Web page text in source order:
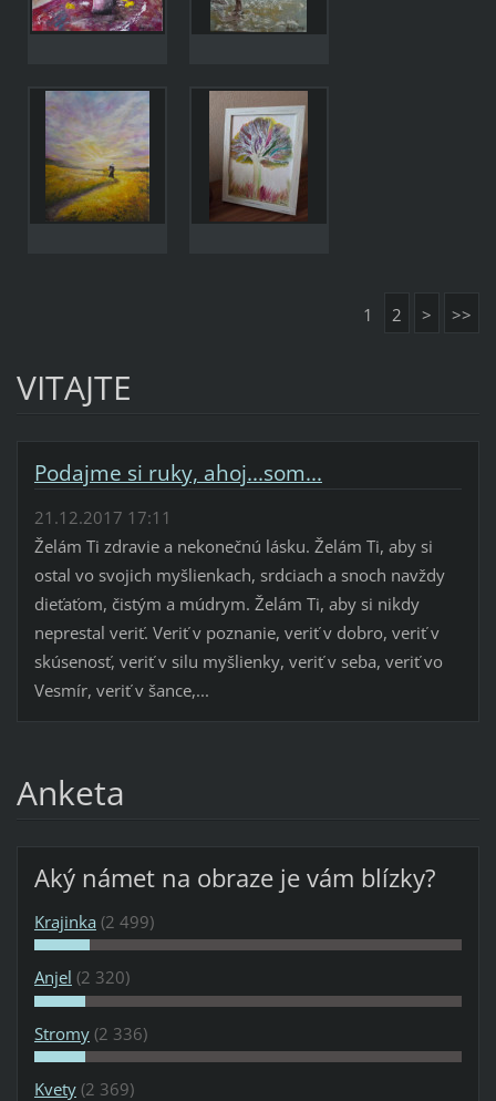
1 2 > >>
VITAJTE
Podajme si ruky, ahoj...som...
21.12.2017 17:11
Želám Ti zdravie a nekonečnú lásku. Želám Ti, aby si
ostal vo svojich myšlienkach, srdciach a snoch navždy
dieťaťom, čistým a múdrym. Želám Ti, aby si nikdy
neprestal veriť. Veriť v poznanie, veriť v dobro, veriť v
skúsenosť, veriť v silu myšlienky, veriť v seba, veriť vo
Vesmír, veriť v šance,...
Anketa
Aký námet na obraze je vám blízky?
Krajinka (2 499)
Anjel (2 320)
Stromy (2 336)
Kvety (2 369)